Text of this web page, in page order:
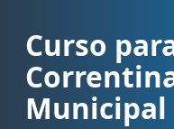
Curso para concurso
Curso
Municipal